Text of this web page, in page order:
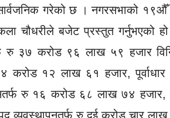
गरेको छ । नगरसभाको १९औँ
चौधरीले बजेट प्रस्तुत
रु ३७ करोड ९६ लाख ५९ हजार
करोड १२ लाख ६१ हजार,
रु १६ करोड ६८ लाख ७४
व्यवस्थापनतर्फ रु दुई करोड चार